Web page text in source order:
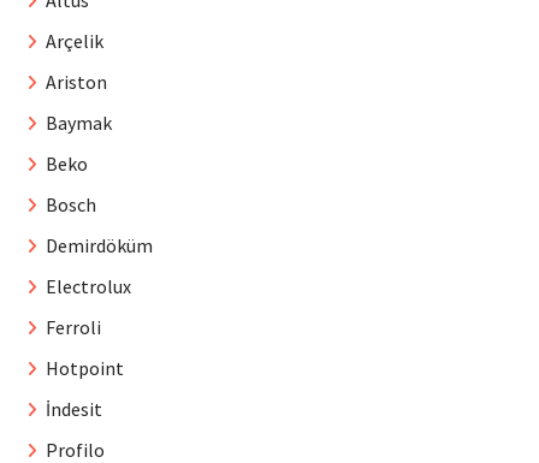
Arçelik
Ariston
Baymak
Beko
Bosch
Demirdöküm
Electrolux
Ferroli
Hotpoint
İndesit
Profilo